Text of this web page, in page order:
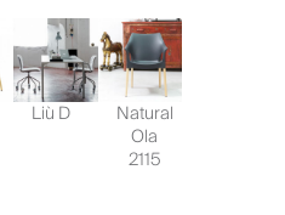
Liù D Natural
Ola
2115